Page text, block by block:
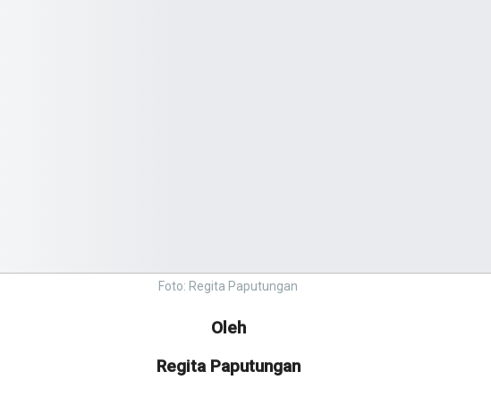
Foto: Regita Paputungan
Oleh
Regita Paputungan